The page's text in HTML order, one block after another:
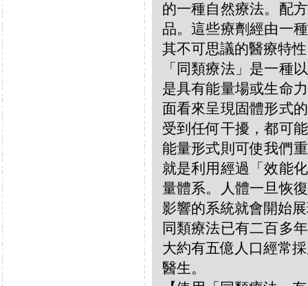
的一種自然療法。配
品。這些療劑經由一
其不可思議的醫療特
「同類療法」是一種
是具有能量場或生命
面看來呈現固體形式
受到任何干擾，都可
能量形式則可使我們
就是利用經過「效能
量體系。人體一旦恢
影響的系統就會開始
同類療法已有二百多
大約有五億人口經常
醫生。